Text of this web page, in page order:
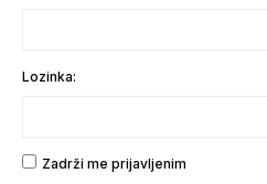
Lozinka:
Zadrži me prijavljenim